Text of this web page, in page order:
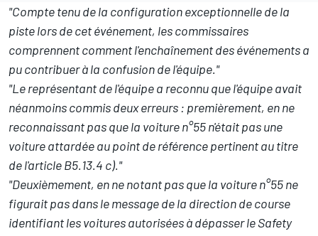
"Compte tenu de la configuration exceptionnelle de la
piste lors de cet événement, les commissaires
comprennent comment l'enchaînement des événements a
pu contribuer à la confusion de l'équipe."
"Le représentant de l'équipe a reconnu que l'équipe avait
néanmoins commis deux erreurs : premièrement, en ne
reconnaissant pas que la voiture n°55 n'était pas une
voiture attardée au point de référence pertinent au titre
de l'article B5.13.4 c)."
"Deuxièmement, en ne notant pas que la voiture n°55 ne
figurait pas dans le message de la direction de course
identifiant les voitures autorisées à dépasser le Safety